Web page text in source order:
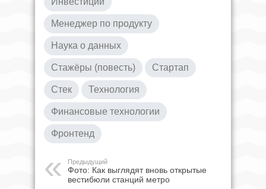
Менеджер по продукту
Наука о данных
Стажёры (повесть) Стартап
Стек Технология
Финансовые технологии
Фронтенд
Предыдущий
Фото: Как выглядят вновь открытые
вестибюли станций метро